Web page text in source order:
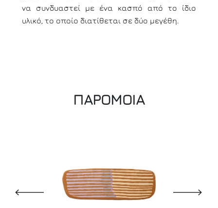
να συνδυαστεί με ένα κασπό από το ίδιο
υλικό, το οποίο διατίθεται σε δύο μεγέθη.
ΠΑΡΟΜΟΙΑ